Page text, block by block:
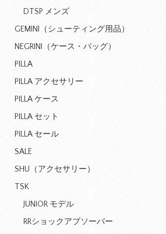
DTSP メンズ
GEMINI（シューティング用品）
NEGRINI（ケース・バッグ）
PILLA
PILLA アクセサリー
PILLA ケース
PILLA セット
PILLA セール
SALE
SHU（アクセサリー）
TSK
JUNIOR モデル
RRショックアブソーバー